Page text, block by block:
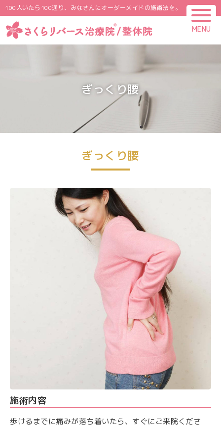
100人いたら100通り、みなさんにオーダーメイドの施術法を。
MENU
ぎっくり腰
ぎっくり腰
施術内容
歩けるまでに痛みが落ち着いたら、すぐにご来院くださ